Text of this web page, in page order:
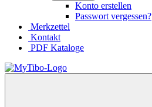
Konto erstellen
Passwort vergessen?
Merkzettel
Kontakt
PDF Kataloge